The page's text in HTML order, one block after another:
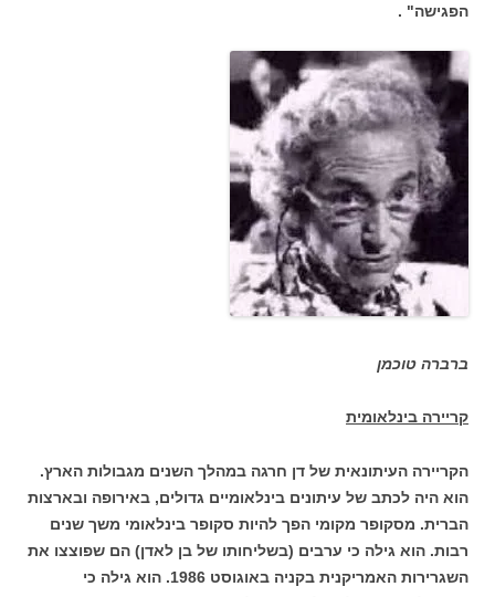
הפגישה" .
ברברה טוכמן
קריירה בינלאומית
הקריירה העיתונאית של דן חרגה במהלך השנים מגבולות הארץ.
הוא היה לכתב של עיתונים בינלאומיים גדולים, באירופה ובארצות
הברית. מסקופר מקומי הפך להיות סקופר בינלאומי משך שנים
רבות. הוא גילה כי ערבים (בשליחותו של בן לאדן) הם שפוצצו את
השגרירות האמריקנית בקניה באוגוסט 1986. הוא גילה כי